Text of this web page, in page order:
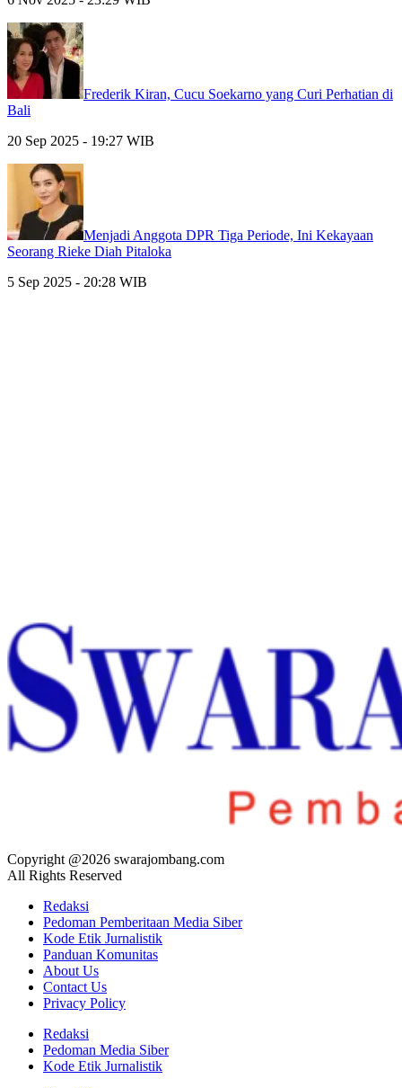
Frederik Kiran, Cucu Soekarno yang Curi Perhatian di
Bali
20 Sep 2025 - 19:27 WIB
Menjadi Anggota DPR Tiga Periode, Ini Kekayaan
Seorang Rieke Diah Pitaloka
5 Sep 2025 - 20:28 WIB
Copyright @2026 swarajombang.com
All Rights Reserved
Redaksi
Pedoman Pemberitaan Media Siber
Kode Etik Jurnalistik
Panduan Komunitas
About Us
Contact Us
Privacy Policy
Redaksi
Pedoman Media Siber
Kode Etik Jurnalistik